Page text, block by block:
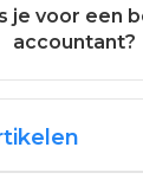
je voor een
accountant?